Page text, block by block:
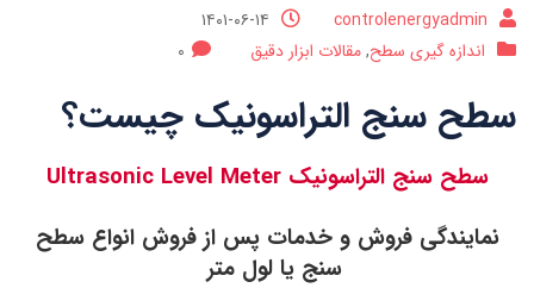
controlenergyadmin
اندازه گیری سطح,مقالات ابزار دقیق 0
سطح سنج التراسونیک چیست؟
سطح سنج التراسونیک Ultrasonic Level Meter
نمایندگی فروش وخدمات پس از فروش انواع سطح
سنج یا لول متر